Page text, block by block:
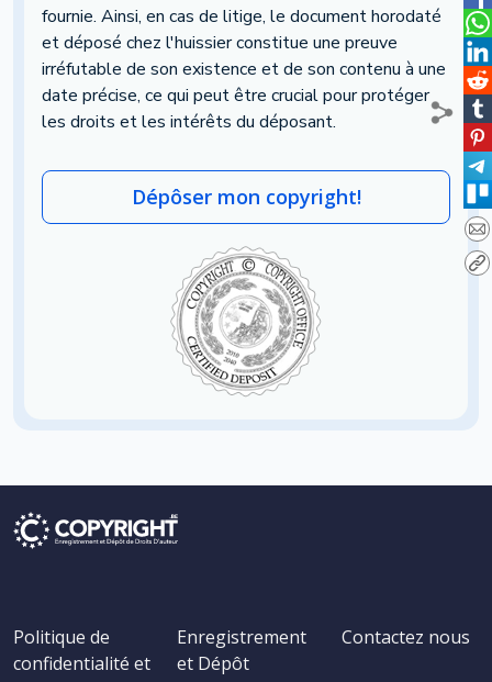
fournie. Ainsi, en cas de litige, le document horodaté
et déposé chez l'huissier constitue une preuve
irréfutable de son existence et de son contenu à une
date précise, ce qui peut être crucial pour protéger
les droits et les intérêts du déposant.
Dépôser mon copyright!
Politique de
confidentialité et
Enregistrement
et Dépôt
Contactez nous